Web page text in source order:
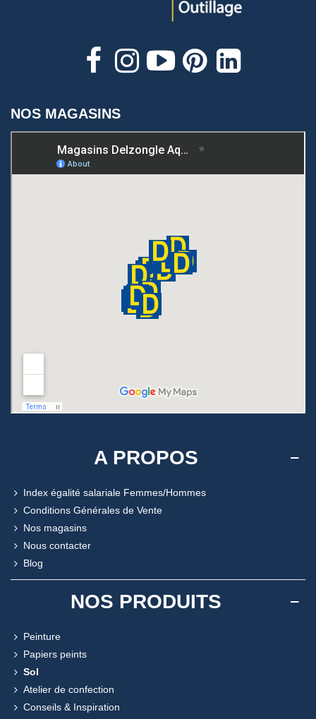
NOS MAGASINS
A PROPOS
Index égalité salariale Femmes/Hommes
Conditions Générales de Vente
Nos magasins
Nous contacter
Blog
NOS PRODUITS
Peinture
Papiers peints
Sol
Atelier de confection
Conseils & Inspiration